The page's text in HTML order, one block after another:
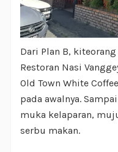
Dari Plan B,
Restoran Nasi
Old Town White
pada awalnya.
muka kelaparan,
serbu makan.